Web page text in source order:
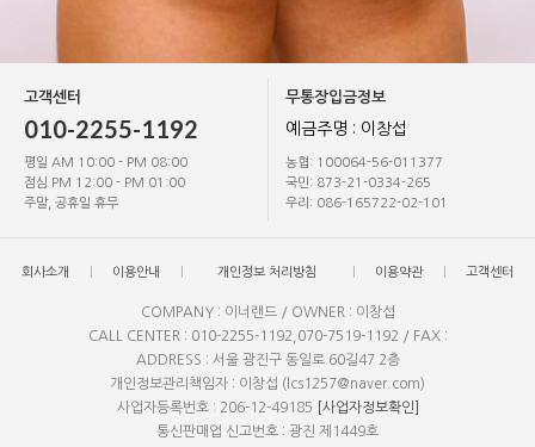
고객센터
010-2255-1192
평일 AM 10:00 - PM 08:00
점심 PM 12:00 - PM 01:00
주말, 공휴일 휴무
무통장입금정보
예금주명 : 이창섭
농협: 100064-56-011377
국민: 873-21-0334-265
우리: 086-165722-02-101
회사소개 이용안내 개인정보 처리방침 이용약관 고객센터
COMPANY : 이너랜드 / OWNER : 이창섭
CALL CENTER : 010-2255-1192,070-7519-1192 / FAX :
ADDRESS : 서울 광진구 동일로 60길47 2층
개인정보관리책임자 : 이창섭 (lcs1257@naver.com)
사업자등록번호 : 206-12-49185
[사업자정보확인]
통신판매업 신고번호 : 광진 제1449호